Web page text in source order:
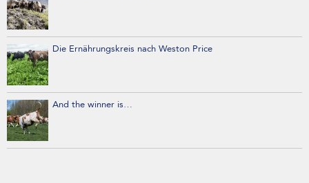
Die Ernährungskreis nach Weston Price
And the winner is…